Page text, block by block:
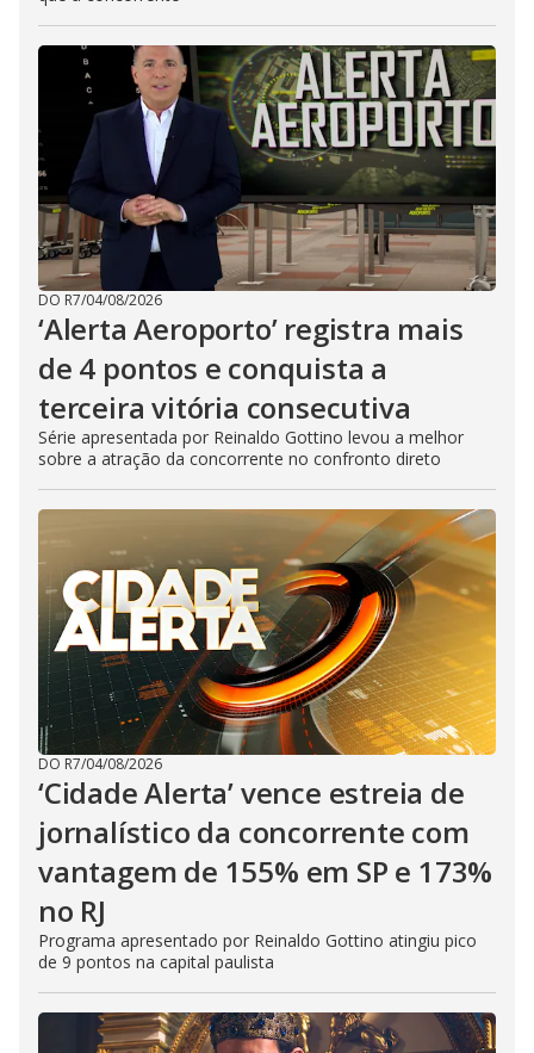
DO R7/04/08/2026
‘Alerta Aeroporto’ registra mais
de 4 pontos e conquista a
terceira vitória consecutiva
Série apresentada por Reinaldo Gottino levou a melhor
sobre a atração da concorrente no confronto direto
DO R7/04/08/2026
‘Cidade Alerta’ vence estreia de
jornalístico da concorrente com
vantagem de 155% em SP e 173%
no RJ
Programa apresentado por Reinaldo Gottino atingiu pico
de 9 pontos na capital paulista